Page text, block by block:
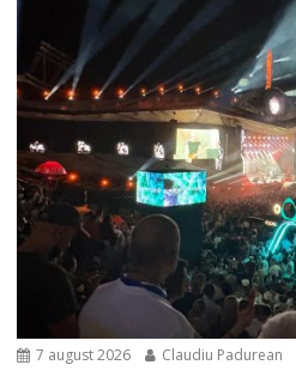
7 august 2026 Claudiu Padurean